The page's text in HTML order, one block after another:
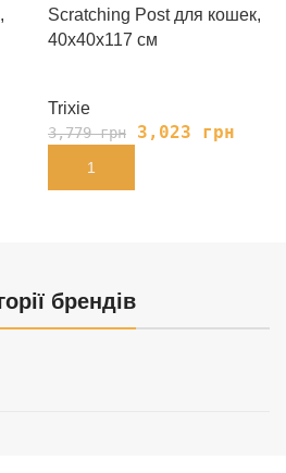
Scratching Post для кошек,
40х40х117 см
Trixie
3,779грн 3,023 грн
В КОРЗИНУ
брендів